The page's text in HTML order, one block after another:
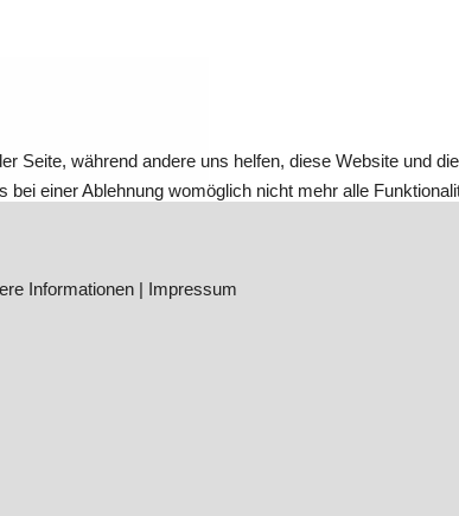
Seite, während andere uns helfen, diese Website und
einer Ablehnung womöglich nicht mehr alle
Informationen | Impressum